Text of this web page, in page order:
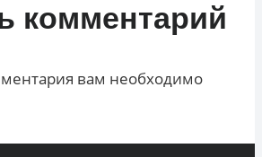
комментарий
вам необходимо